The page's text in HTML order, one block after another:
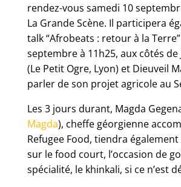
rendez-vous samedi 10
La Grande Scène. Il participera
talk “Afrobeats : retour à la
septembre à 11h25, aux côtés de
(Le Petit Ogre, Lyon) et Dieuveil
parler de son projet agricole au
Les 3 jours durant, Magda
Magda), cheffe géorgienne
Refugee Food, tiendra
sur le food court, l’occasion de
spécialité, le khinkali, si ce n’est